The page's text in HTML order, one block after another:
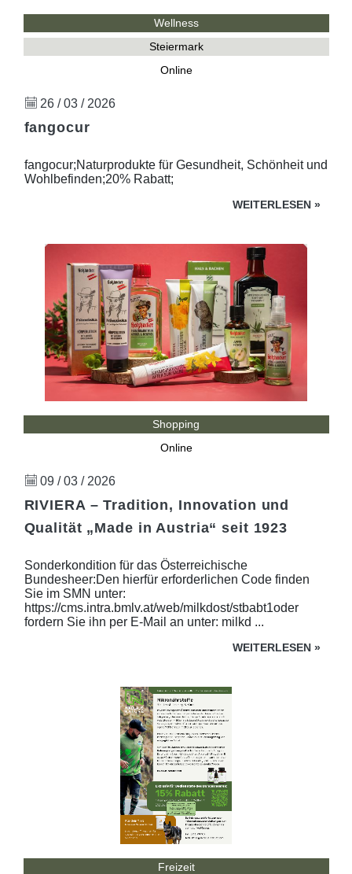
Wellness
Steiermark
Online
26 / 03 / 2026
fangocur
fangocur;Naturprodukte für Gesundheit, Schönheit und
Wohlbefinden;20% Rabatt;
WEITERLESEN »
Shopping
Online
09 / 03 / 2026
RIVIERA – Tradition, Innovation und
Qualität „Made in Austria“ seit 1923
Sonderkondition für das Österreichische
Bundesheer:Den hierfür erforderlichen Code finden
Sie im SMN unter:
https://cms.intra.bmlv.at/web/milkdost/stbabt1oder
fordern Sie ihn per E-Mail an unter: milkd ...
WEITERLESEN »
Freizeit